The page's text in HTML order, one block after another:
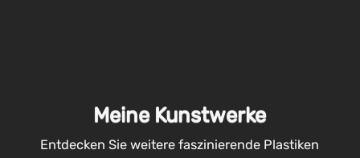
Meine Kunstwerke
Entdecken Sie weitere faszinierende Plastiken